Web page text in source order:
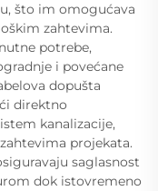
što im omogućava
zahtevima.
potrebe,
i povećane
dopušta
direktno
kanalizacije,
projekata.
saglasnost
dok istovremeno